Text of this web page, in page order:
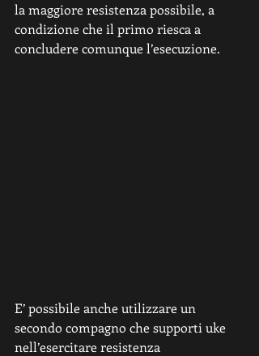
la maggiore resistenza possibile, a
condizione che il primo riesca a
concludere comunque l’esecuzione.
E’ possibile anche utilizzare un
secondo compagno che supporti uke
nell’esercitare resistenza